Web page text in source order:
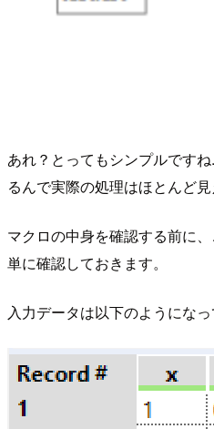
あれ？とってもシンプルです
るんで実際の処理はほとんど見
マクロの中身を確認する前に
単に確認しておきます。
入力データは以下のようになっ